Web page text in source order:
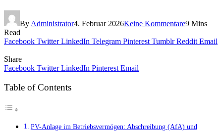
By Administrator4. Februar 2026Keine Kommentare9 Mins
Read
Facebook Twitter LinkedIn Telegram Pinterest Tumblr Reddit Email
Share
Facebook Twitter LinkedIn Pinterest Email
Table of Contents
PV-Anlage im Betriebsvermögen: Abschreibung (AfA) und